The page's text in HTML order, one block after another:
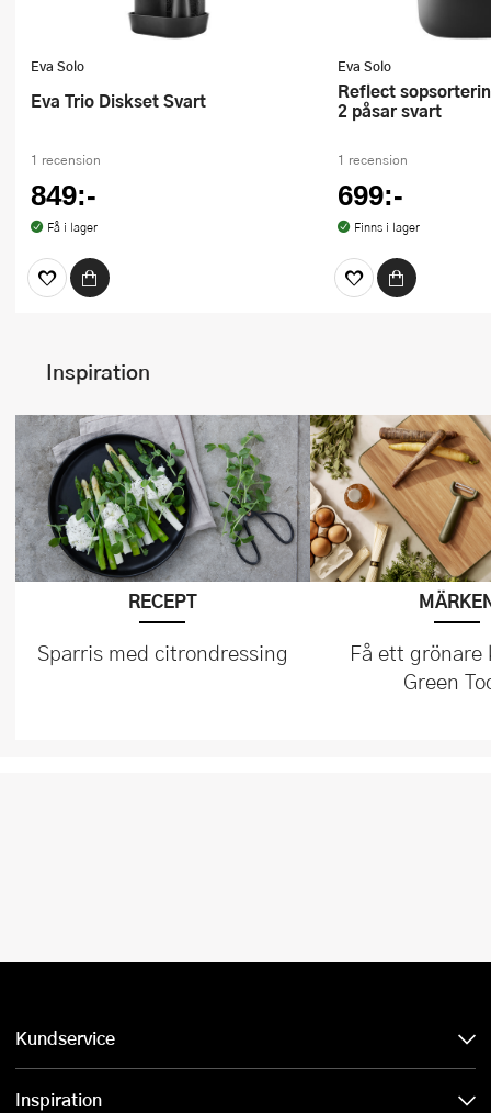
Eva Solo
Eva Trio Diskset Svart
1 recension
849:-
Få i lager
Eva Solo
Reflect sopsorteringshink 16 L för
2 påsar svart
1 recension
699:-
Finns i lager
Inspiration
RECEPT
Sparris med citrondressing
Få ett grönare
Green
Kundservice
Inspiration